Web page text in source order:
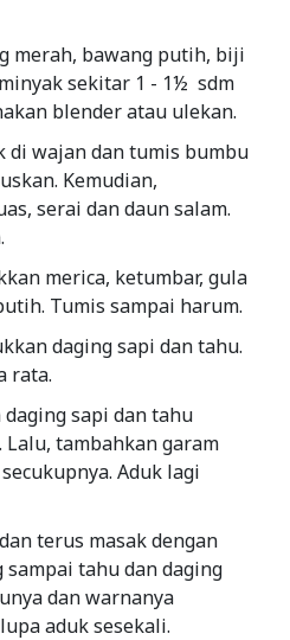
merah, bawang putih, biji
sekitar 1 - 1½ sdm
blender atau ulekan.
di wajan dan tumis bumbu
Kemudian,
serai dan daun salam.
merica, ketumbar, gula
Tumis sampai harum.
daging sapi dan tahu.
rata.
sapi dan tahu
Lalu, tambahkan garam
Aduk lagi
terus masak dengan
sampai tahu dan daging
dan warnanya
aduk sesekali.